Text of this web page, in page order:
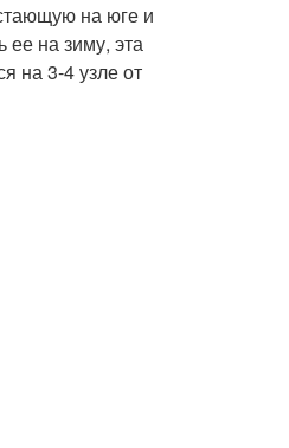
на юге и
ее на зиму, эта
на 3-4 узле от